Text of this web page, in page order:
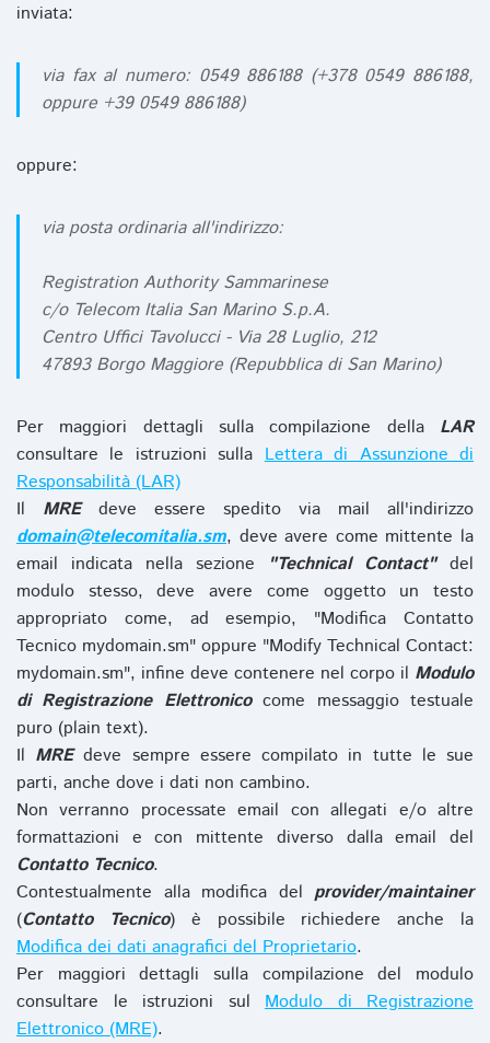
inviata:
via fax al numero: 0549 886188 (+378 0549 886188,
oppure +39 0549 886188)
oppure:
via posta ordinaria all'indirizzo:
Registration Authority Sammarinese
c/o Telecom Italia San Marino S.p.A.
Centro Uffici Tavolucci - Via 28 Luglio, 212
47893 Borgo Maggiore (Repubblica di San Marino)
Per maggiori dettagli sulla compilazione della LAR
consultare le istruzioni sullaLettera di Assunzione di
Responsabilità (LAR)
Il MREdeve essere spedito via mail all'indirizzo
domain@telecomitalia.sm, deve avere come mittente la
email indicata nella sezione
"Technical Contact"del
modulo stesso, deve avere come oggetto un testo
appropriato come, ad esempio, "Modifica Contatto
Tecnico mydomain.sm" oppure "Modify Technical Contact:
mydomain.sm", infine deve contenere nel corpo il Modulo
di Registrazione Elettronicocome messaggio testuale
puro (plain text).
Il MREdeve sempre essere compilato in tutte le sue
parti, anche dove i dati non cambino.
Non verranno processate email con allegati e/o altre
formattazioni e con mittente diverso dalla email del
Contatto Tecnico.
Contestualmente alla modifica del provider/maintainer
(Contatto Tecnico) è possibile richiedere anche la
Modifica dei dati anagrafici del Proprietario.
Per maggiori dettagli sulla compilazione del modulo
consultare le istruzioni sul Modulo di Registrazione
Elettronico (MRE).